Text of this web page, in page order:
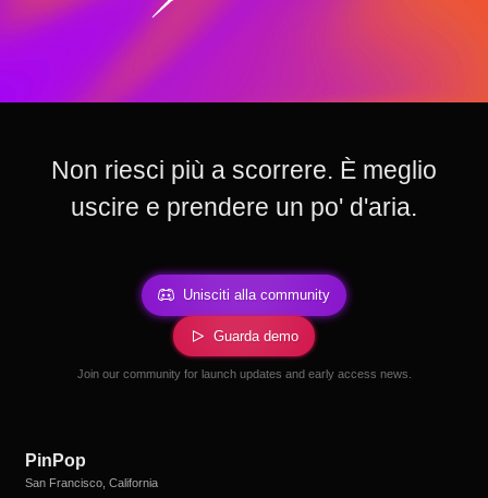
Non riesci più a scorrere. È meglio
uscire e prendere un po' d'aria.
Unisciti alla community
Guarda demo
Join our community for launch updates and early access news.
PinPop
San Francisco, California